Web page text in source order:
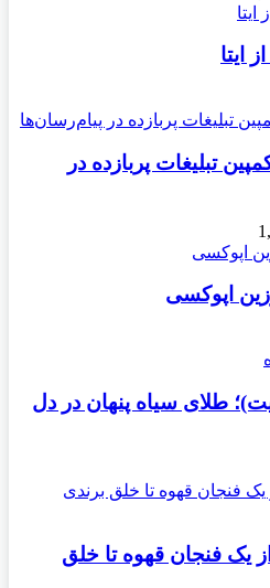
ایتا
تبلیغات پربازده در
اپوکسی
طلای سیاه پنهان در دل
یک فنجان قهوه تا خلق